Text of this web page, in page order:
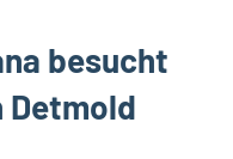
besucht
Detmold